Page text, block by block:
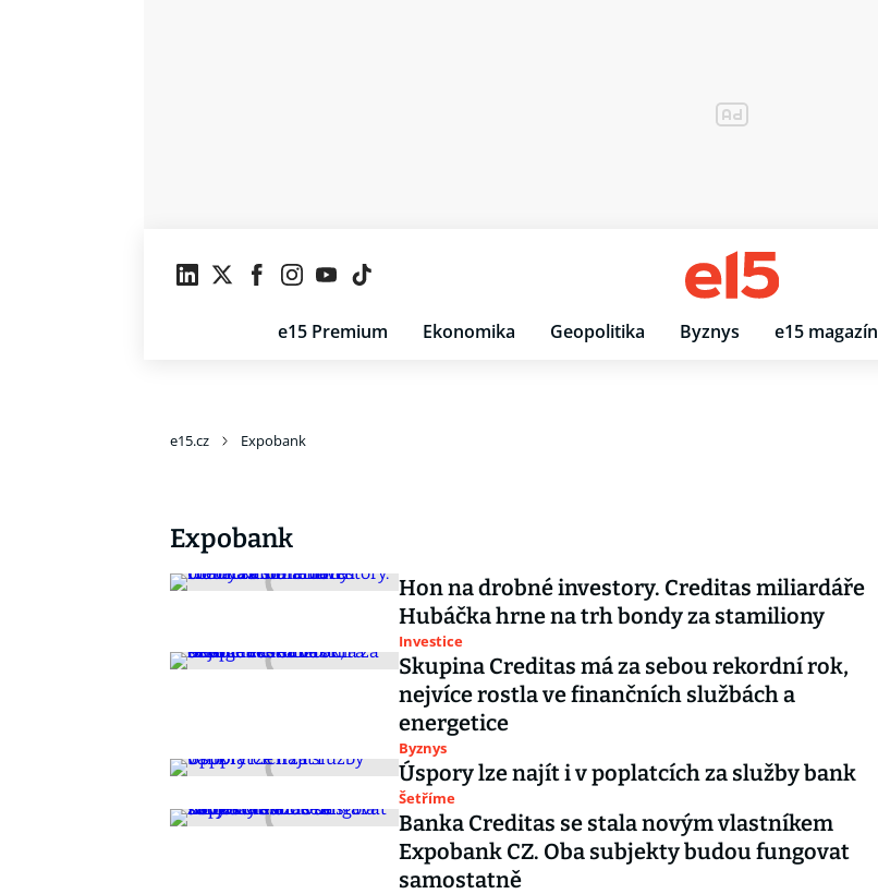
e15 Premium Ekonomika Geopolitika Byznys e15 magazín
e15.cz Expobank
Expobank
Hon na drobné investory. Creditas miliardáře
Hubáčka hrne na trh bondy za stamiliony
Investice
Skupina Creditas má za sebou rekordní rok,
nejvíce rostla ve finančních službách a
energetice
Byznys
Úspory lze najít i v poplatcích za služby bank
Šetříme
Banka Creditas se stala novým vlastníkem
Expobank CZ. Oba subjekty budou fungovat
samostatně